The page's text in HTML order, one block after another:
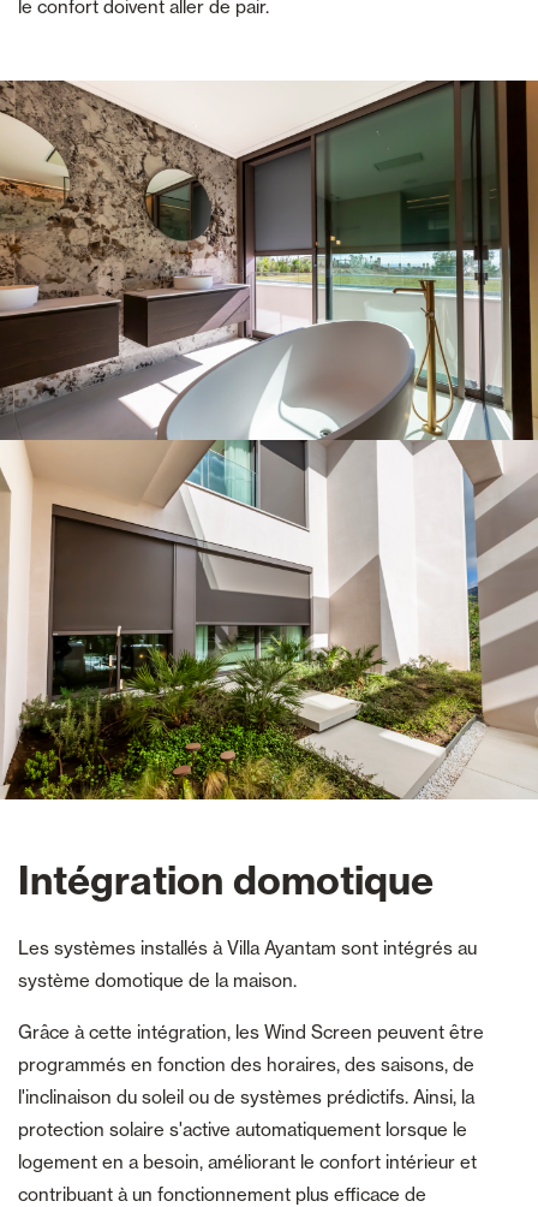
le confort doivent aller de pair.
Intégration domotique
Les systèmes installés à Villa Ayantam sont intégrés au
système domotique de la maison.
Grâce à cette intégration, les Wind Screen peuvent être
programmés en fonction des horaires, des saisons, de
l'inclinaison du soleil ou de systèmes prédictifs. Ainsi, la
protection solaire s'active automatiquement lorsque le
logement en a besoin, améliorant le confort intérieur et
contribuant à un fonctionnement plus efficace de